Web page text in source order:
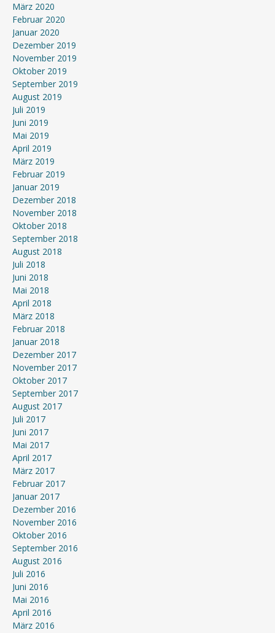
März 2020
Februar 2020
Januar 2020
Dezember 2019
November 2019
Oktober 2019
September 2019
August 2019
Juli 2019
Juni 2019
Mai 2019
April 2019
März 2019
Februar 2019
Januar 2019
Dezember 2018
November 2018
Oktober 2018
September 2018
August 2018
Juli 2018
Juni 2018
Mai 2018
April 2018
März 2018
Februar 2018
Januar 2018
Dezember 2017
November 2017
Oktober 2017
September 2017
August 2017
Juli 2017
Juni 2017
Mai 2017
April 2017
März 2017
Februar 2017
Januar 2017
Dezember 2016
November 2016
Oktober 2016
September 2016
August 2016
Juli 2016
Juni 2016
Mai 2016
April 2016
März 2016